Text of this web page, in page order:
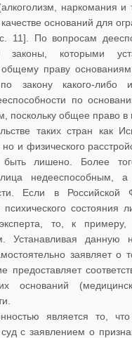
наркомания
оснований для
11]. По вопросам
законы, которыми
общему праву
закону какого-либо
по
поскольку общее право в
таких стран как
но и физического
лишено. Более
недееспособным,
Если в Российской
психического
то, к
Устанавливая данную
заявляет
предоставляет
оснований
является то,
суд с заявлением о